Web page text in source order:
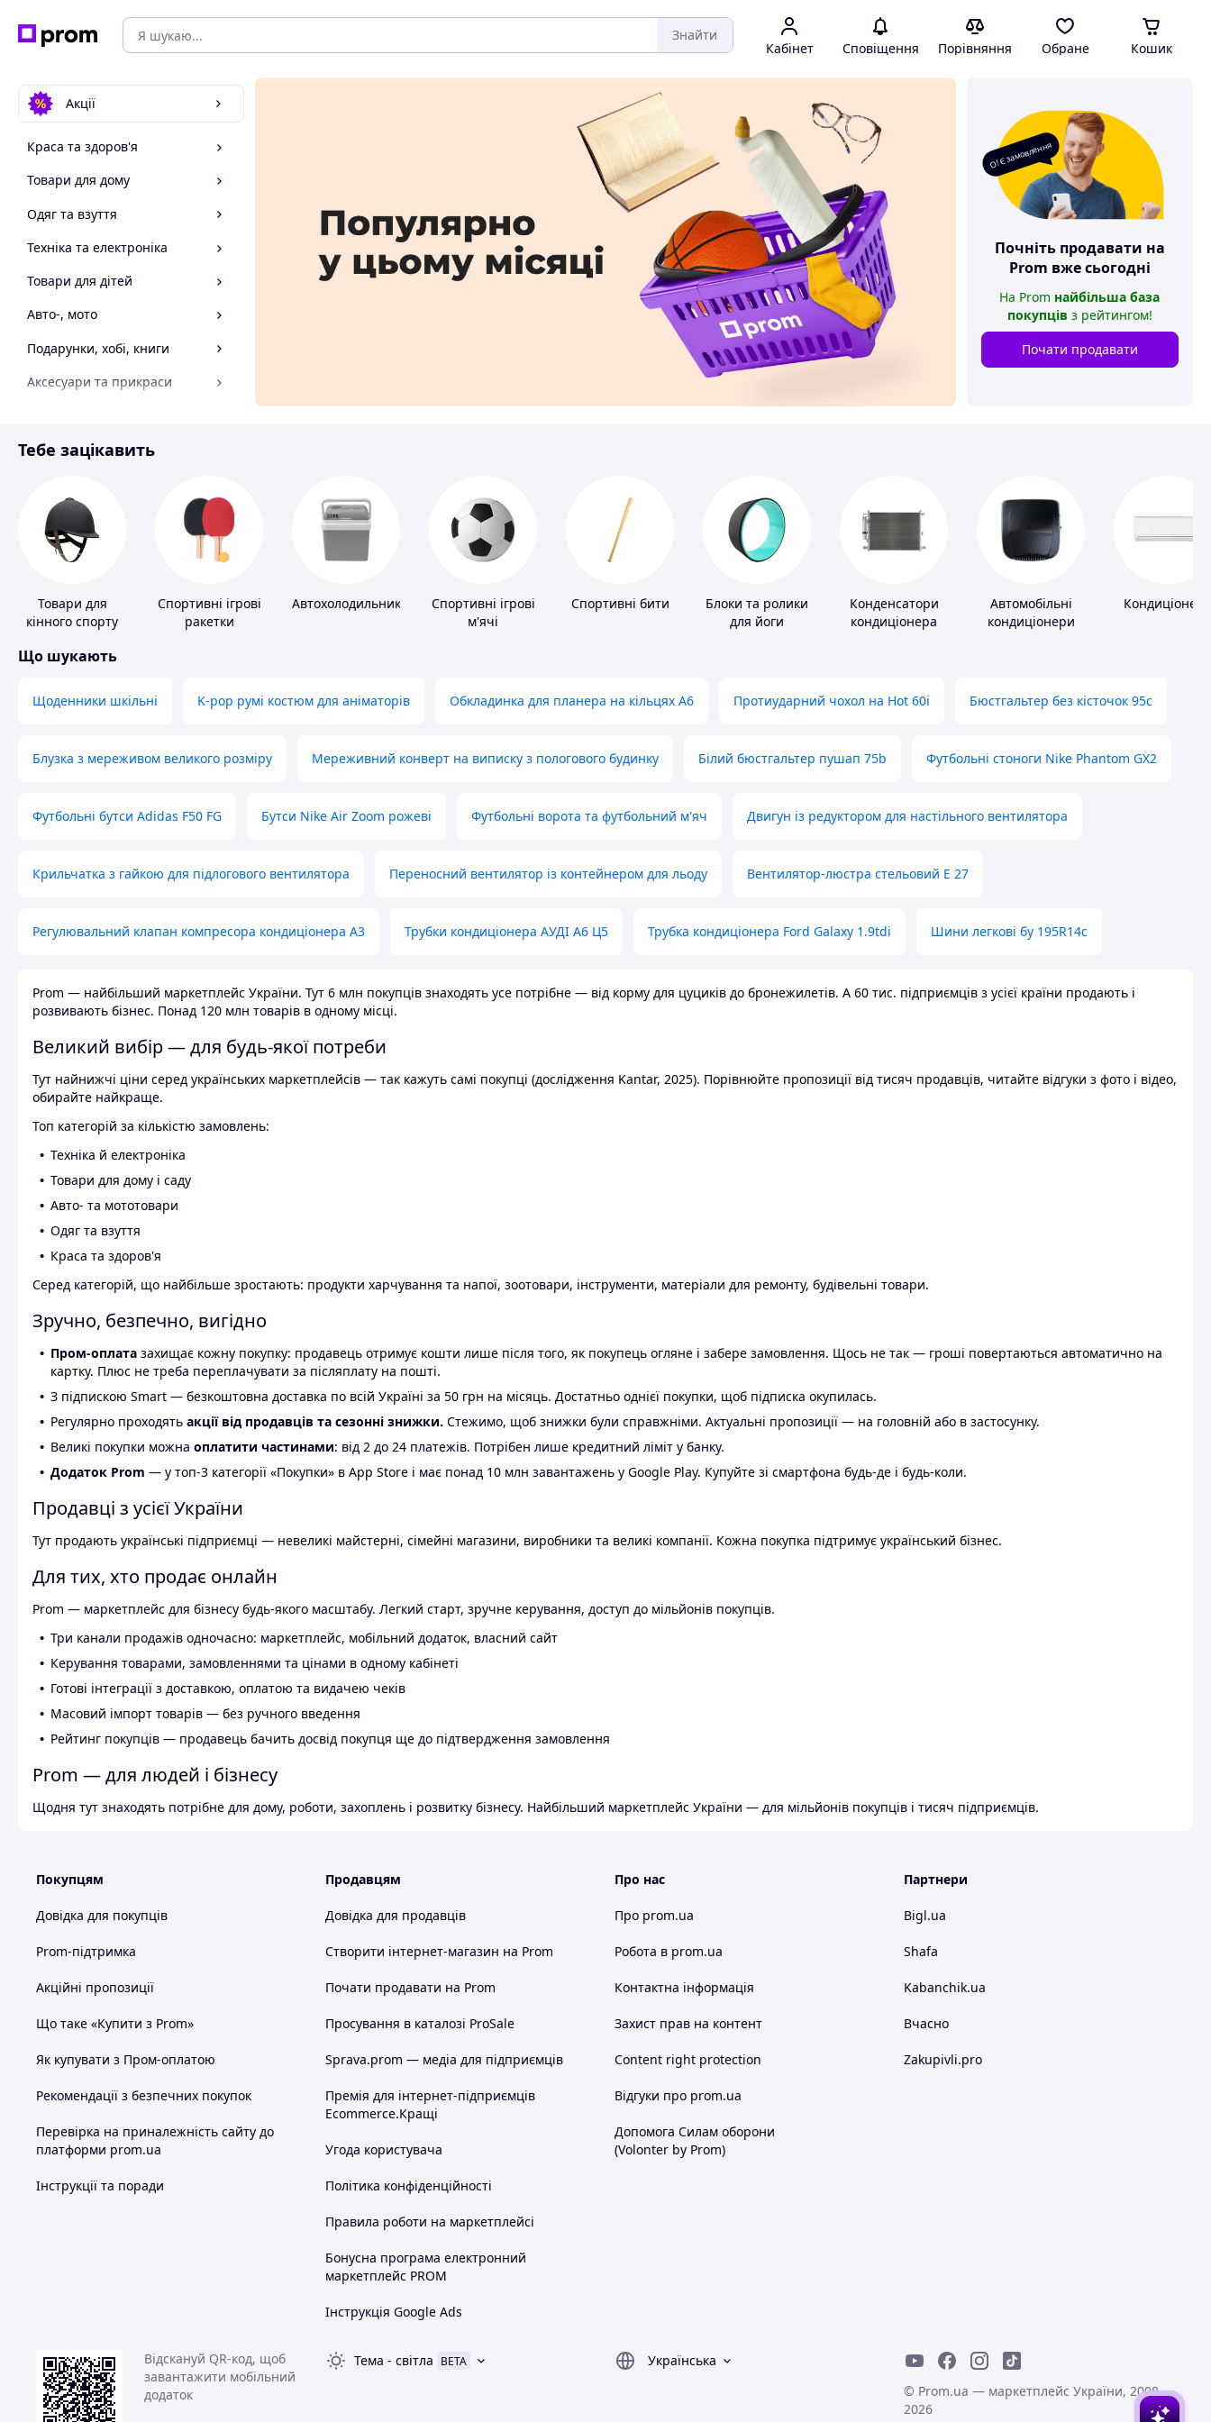
Знайти
Кабінет Сповіщення Порівняння Обране Кошик
Акції
Краса та здоров'я
Товари для дому
Одяг та взуття
Техніка та електроніка
Товари для дітей
Авто-, мото
Подарунки, хобі, книги
Аксесуари та прикраси
Спорт і відпочинок
О! Є замовлення
Почніть продавати на
Prom вже сьогодні
На Prom найбільша база
покупців з рейтингом!
Почати продавати
Тебе зацікавить
Товари для
кінного спорту
Спортивні ігрові
ракетки
Автохолодильники
Спортивні ігрові
м'ячі
Спортивні бити
Блоки та ролики
для йоги
Конденсатори
кондиціонера
Автомобільні
кондиціонери
Що шукають
Щоденники шкільні K-pop румі костюм для аніматорів Обкладинка для планера на кільцях А6 Протиударний чохол на Hot 60i Бюстгальтер без кісточок 95с
Блузка з мереживом великого розміру Мереживний конверт на виписку з пологового будинку Білий бюстгальтер пушап 75b Футбольні стоноги Nike Phantom GX2
Футбольні бутси Adidas F50 FG Бутси Nike Air Zoom рожеві Футбольні ворота та футбольний м'яч Двигун із редуктором для настільного вентилятора
Крильчатка з гайкою для підлогового вентилятора Переносний вентилятор із контейнером для льоду Вентилятор-люстра стельовий E 27
Регулювальний клапан компресора кондиціонера А3 Трубки кондиціонера АУДІ А6 Ц5 Трубка кондиціонера Ford Galaxy 1.9tdi Шини легкові бу 195R14c
Prom — найбільший маркетплейс України. Тут 6 млн покупців знаходять усе потрібне — від корму для цуциків до бронежилетів. А 60 тис. підприємців з усієї країни продають і
розвивають бізнес. Понад 120 млн товарів в одному місці.
Великий вибір — для будь-якої потреби
Тут найнижчі ціни серед українських маркетплейсів — так кажуть самі покупці (дослідження Kantar, 2025). Порівнюйте пропозиції від тисяч продавців, читайте відгуки з фото і відео,
обирайте найкраще.
Топ категорій за кількістю замовлень:
Техніка й електроніка
Товари для дому і саду
Авто- та мототовари
Одяг та взуття
Краса та здоров'я
Серед категорій, що найбільше зростають: продукти харчування та напої, зоотовари, інструменти, матеріали для ремонту, будівельні товари.
Зручно, безпечно, вигідно
Пром-оплата захищає кожну покупку: продавець отримує кошти лише після того, як покупець огляне і забере замовлення. Щось не так — гроші повертаються автоматично на
картку. Плюс не треба переплачувати за післяплату на пошті.
З підпискою Smart — безкоштовна доставка по всій Україні за 50 грн на місяць. Достатньо однієї покупки, щоб підписка окупилась.
Регулярно проходять акції від продавців та сезонні знижки. Стежимо, щоб знижки були справжніми. Актуальні пропозиції — на головній або в застосунку.
Великі покупки можна оплатити частинами: від 2 до 24 платежів. Потрібен лише кредитний ліміт у банку.
Додаток Prom — у топ-3 категорії «Покупки» в App Store і має понад 10 млн завантажень у Google Play. Купуйте зі смартфона будь-де і будь-коли.
Продавці з усієї України
Тут продають українські підприємці — невеликі майстерні, сімейні магазини, виробники та великі компанії. Кожна покупка підтримує український бізнес.
Для тих, хто продає онлайн
Prom — маркетплейс для бізнесу будь-якого масштабу. Легкий старт, зручне керування, доступ до мільйонів покупців.
Три канали продажів одночасно: маркетплейс, мобільний додаток, власний сайт
Керування товарами, замовленнями та цінами в одному кабінеті
Готові інтеграції з доставкою, оплатою та видачею чеків
Масовий імпорт товарів — без ручного введення
Рейтинг покупців — продавець бачить досвід покупця ще до підтвердження замовлення
Prom — для людей і бізнесу
Щодня тут знаходять потрібне для дому, роботи, захоплень і розвитку бізнесу. Найбільший маркетплейс України — для мільйонів покупців і тисяч підприємців.
Покупцям
Довідка для покупців
Prom-підтримка
Акційні пропозиції
Що таке «Купити з Prom»
Як купувати з Пром-оплатою
Рекомендації з безпечних покупок
Перевірка на приналежність сайту до
платформи prom.ua
Інструкції та поради
Продавцям
Довідка для продавців
Створити інтернет-магазин на Prom
Почати продавати на Prom
Просування в каталозі ProSale
Sprava.prom — медіа для підприємців
Премія для інтернет-підприємців
Ecommerce.Кращі
Угода користувача
Політика конфіденційності
Правила роботи на маркетплейсі
Бонусна програма електронний
маркетплейс PROM
Інструкція Google Ads
Про нас
Про prom.ua
Робота в prom.ua
Контактна інформація
Захист прав на контент
Content right protection
Відгуки про prom.ua
Допомога Силам оборони
(Volonter by Prom)
Партнери
Bigl.ua
Shafa
Kabanchik.ua
Вчасно
Zakupivli.pro
Відскануй QR-код, щоб
завантажити мобільний
додаток
Тема - світла BETA
Українська
© Prom.ua — маркетплейс України, 2008-
2026